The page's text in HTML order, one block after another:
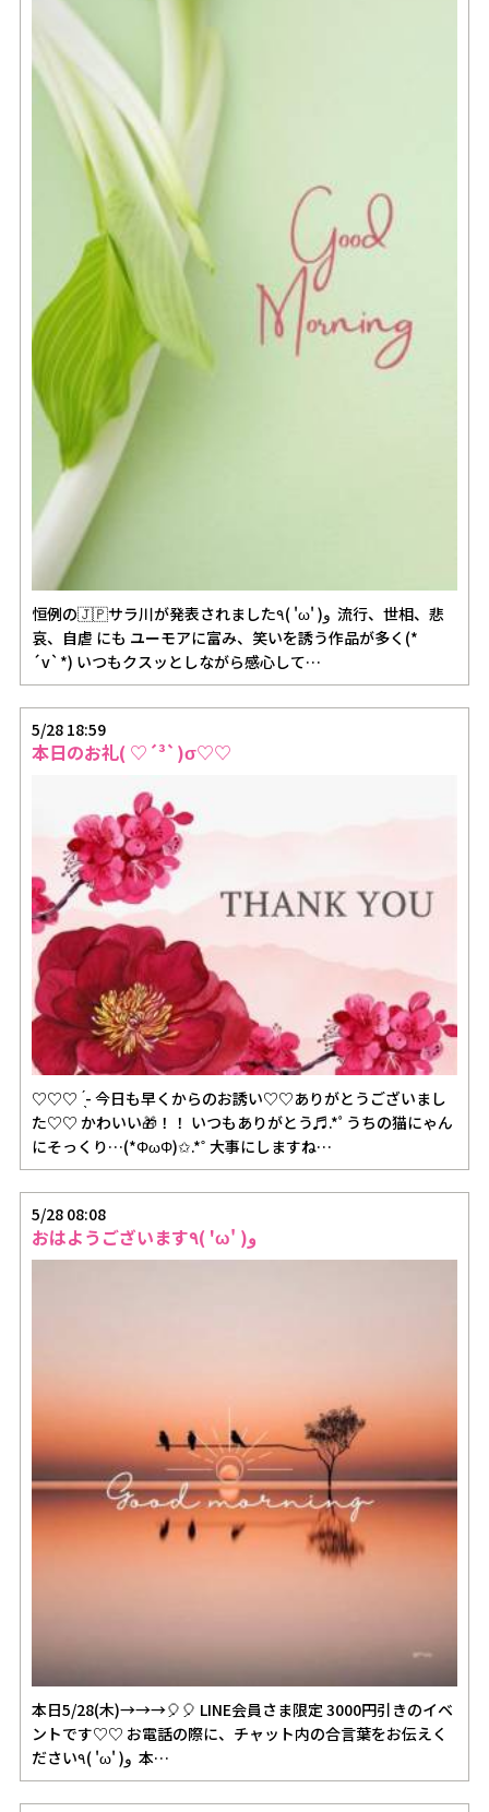
恒例の🇯🇵サラ川が発表されました٩( 'ω' )و 流行、世相、悲
哀、自虐 にも ユーモアに富み、笑いを誘う作品が多く(*
´v`*) いつもクスッとしながら感心して…
5/28 18:59
本日のお礼( ♡´³`)σ♡♡
♡♡♡ ̖́- 今日も早くからのお誘い♡♡ありがとうございまし
た♡♡ かわいい🎁！！ いつもありがとう♬.*ﾟうちの猫にゃん
にそっくり…(*ΦωΦ)✩.*˚ 大事にしますね…
5/28 08:08
おはようございます٩( 'ω' )و
本日5/28(木)→→→🎈🎈 LINE会員さま限定 3000円引きのイベ
ントです♡♡ お電話の際に、チャット内の合言葉をお伝えく
ださい٩( 'ω' )و 本…